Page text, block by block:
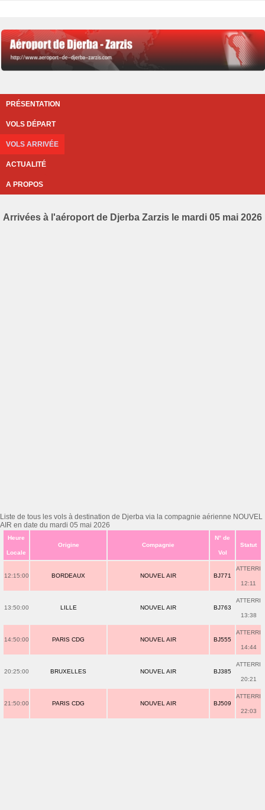
PRÉSENTATION
VOLS DÉPART
VOLS ARRIVÉE
ACTUALITÉ
A PROPOS
Arrivées à l'aéroport de Djerba Zarzis le mardi 05 mai 2026
Liste de tous les vols à destination de Djerba via la compagnie aérienne NOUVEL
AIR en date du mardi 05 mai 2026
Heure
Locale
Origine Compagnie
N° de
Vol
Statut
12:15:00 BORDEAUX NOUVEL AIR BJ771
ATTERRI
12:11
13:50:00 LILLE NOUVEL AIR BJ763
ATTERRI
13:38
14:50:00 PARIS CDG NOUVEL AIR BJ555
ATTERRI
14:44
20:25:00 BRUXELLES NOUVEL AIR BJ385
ATTERRI
20:21
21:50:00 PARIS CDG NOUVEL AIR BJ509
ATTERRI
22:03